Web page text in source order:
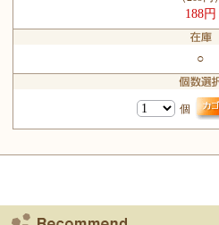
188円
○
個